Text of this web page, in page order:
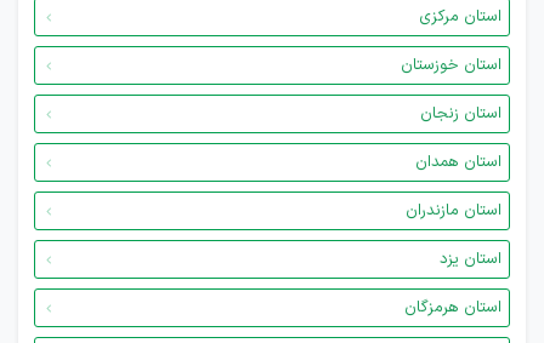
استان مرکزی
استان خوزستان
استان زنجان
استان همدان
استان مازندران
استان یزد
استان هرمزگان